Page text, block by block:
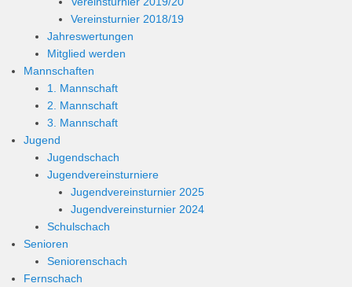
Vereinsturnier 2018/19
Jahreswertungen
Mitglied werden
Mannschaften
1. Mannschaft
2. Mannschaft
3. Mannschaft
Jugend
Jugendschach
Jugendvereinsturniere
Jugendvereinsturnier 2025
Jugendvereinsturnier 2024
Schulschach
Senioren
Seniorenschach
Fernschach